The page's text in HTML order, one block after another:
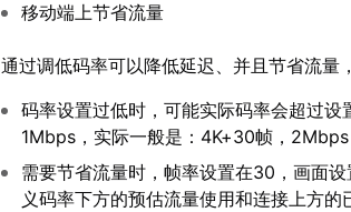
移动端上节省流量
通过调低码率可以降低延迟、并且节省流量
码率设置过低时，可能实际码率会超过
1Mbps，实际一般是：4K+30帧，
需要节省流量时，帧率设置在30，画面
义码率下方的预估流量使用和连接上方的